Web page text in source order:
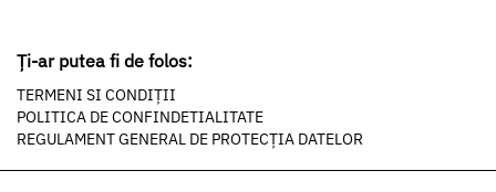
Ți-ar putea fi de folos:
TERMENI SI CONDIȚII
POLITICA DE CONFINDETIALITATE
REGULAMENT GENERAL DE PROTECȚIA DATELOR